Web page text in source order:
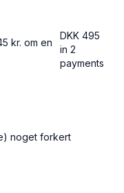
kr. om en
DKK 495
in 2
payments
noget forkert